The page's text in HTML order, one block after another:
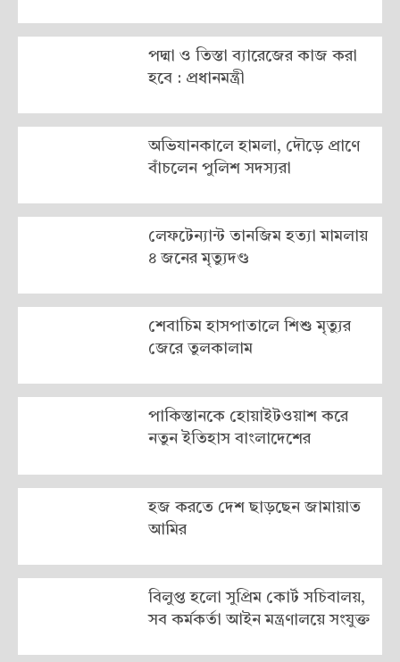
পদ্মা ও তিস্তা ব্যারেজের কাজ করা
হবে : প্রধানমন্ত্রী
অভিযানকালে হামলা, দৌড়ে প্রাণে
বাঁচলেন পুলিশ সদস্যরা
লেফটেন্যান্ট তানজিম হত্যা মামলায়
৪ জনের মৃত্যুদণ্ড
শেবাচিম হাসপাতালে শিশু মৃত্যুর
জেরে তুলকালাম
পাকিস্তানকে হোয়াইটওয়াশ করে
নতুন ইতিহাস বাংলাদেশের
হজ করতে দেশ ছাড়ছেন জামায়াত
আমির
বিলুপ্ত হলো সুপ্রিম কোর্ট সচিবালয়,
সব কর্মকর্তা আইন মন্ত্রণালয়ে সংযুক্ত